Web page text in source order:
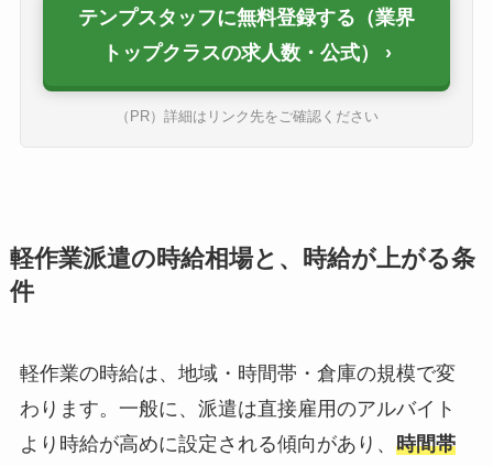
テンプスタッフに無料登録する（業界
トップクラスの求人数・公式）
（PR）詳細はリンク先をご確認ください
軽作業派遣の時給相場と、時給が上がる条
件
軽作業の時給は、地域・時間帯・倉庫の規模で変
わります。一般に、派遣は直接雇用のアルバイト
より時給が高めに設定される傾向があり、 時間帯